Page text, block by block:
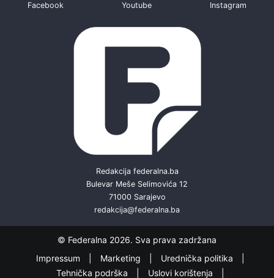
Facebook Youtube Instagram
Redakcija federalna.ba
Bulevar Meše Selimovića 12
71000 Sarajevo
redakcija@federalna.ba
© Federalna 2026. Sva prava zadržana
Impressum
Marketing
Urednička politika
Tehnička podrška
Uslovi korištenja